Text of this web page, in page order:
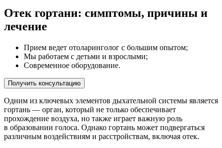
Отек гортани: симптомы, причины и
лечение
Прием ведет отоларинголог с большим опытом;
Мы работаем с детьми и взрослыми;
Современное оборудование.
Получить консультацию
Одним из ключевых элементов дыхательной системы является
гортань — орган, который не только обеспечивает
прохождение воздуха, но также играет важную роль
в образовании голоса. Однако гортань может подвергаться
различным воздействиям и расстройствам, включая отек.